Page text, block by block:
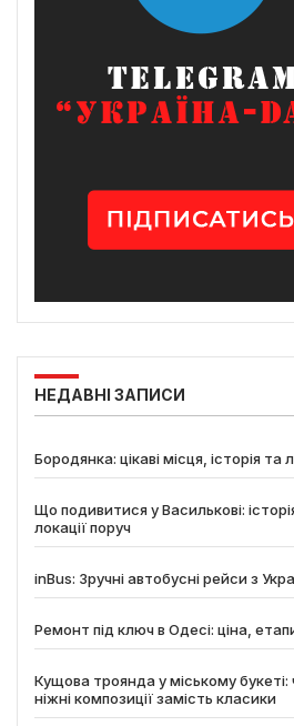
НЕДАВНІ ЗАПИСИ
Бородянка: цікаві місця, історія та
Що подивитися у Василькові:
локації поруч
inBus: Зручні автобусні рейси з
Ремонт під ключ в Одесі: ціна,
Кущова троянда у міському
ніжні композиції замість класики